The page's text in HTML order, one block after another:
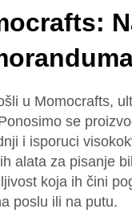
u Momocrafts,
se
i isporuci
alata za pisanje
koja ih čini
poslu ili na putu.